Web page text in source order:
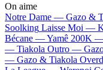
On aime
Notre Dame — Gazo &
Soolking Laisse Moi —
Bécane —Yamê 200K
— Tiakola Outro —
— Gazo & Tiakola